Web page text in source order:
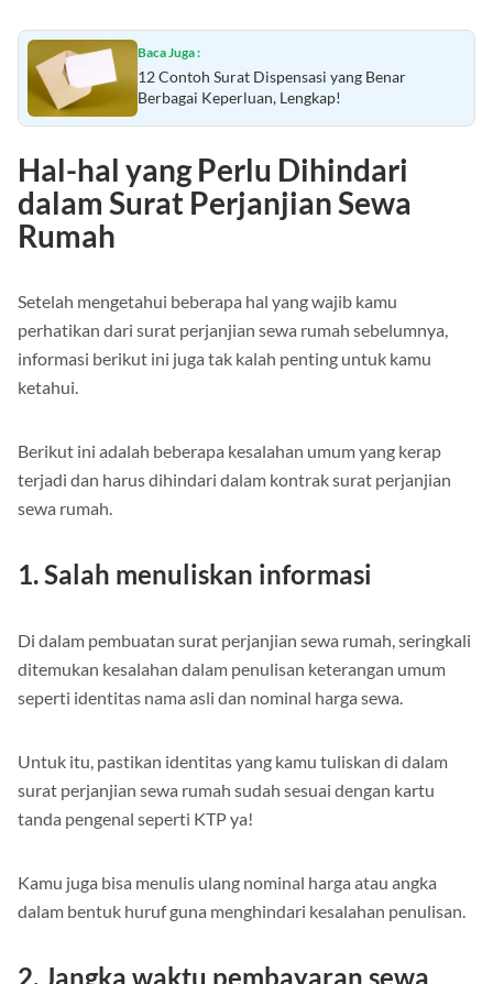
Baca Juga :
12 Contoh Surat Dispensasi yang Benar
Berbagai Keperluan, Lengkap!
Hal-hal yang Perlu Dihindari
dalam Surat Perjanjian Sewa
Rumah
Setelah mengetahui beberapa hal yang wajib kamu
perhatikan dari surat perjanjian sewa rumah sebelumnya,
informasi berikut ini juga tak kalah penting untuk kamu
ketahui.
Berikut ini adalah beberapa kesalahan umum yang kerap
terjadi dan harus dihindari dalam kontrak surat perjanjian
sewa rumah.
1. Salah menuliskan informasi
Di dalam pembuatan surat perjanjian sewa rumah, seringkali
ditemukan kesalahan dalam penulisan keterangan umum
seperti identitas nama asli dan nominal harga sewa.
Untuk itu, pastikan identitas yang kamu tuliskan di dalam
surat perjanjian sewa rumah sudah sesuai dengan kartu
tanda pengenal seperti KTP ya!
Kamu juga bisa menulis ulang nominal harga atau angka
dalam bentuk huruf guna menghindari kesalahan penulisan.
2. Jangka waktu pembayaran sewa